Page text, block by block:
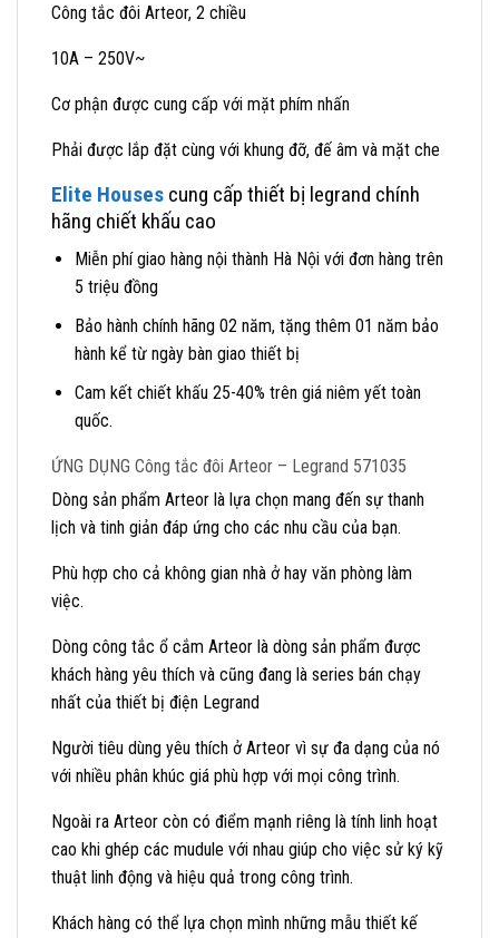
Công tắc đôi Arteor, 2 chiều
10A – 250V~
Cơ phận được cung cấp với mặt phím nhấn
Phải được lắp đặt cùng với khung đỡ, đế âm và mặt che
Elite Houses cung cấp thiết bị legrand chính
hãng chiết khấu cao
Miễn phí giao hàng nội thành Hà Nội với đơn hàng trên
5 triệu đồng
Bảo hành chính hãng 02 năm, tặng thêm 01 năm bảo
hành kể từ ngày bàn giao thiết bị
Cam kết chiết khấu 25-40% trên giá niêm yết toàn
quốc.
ỨNG DỤNG Công tắc đôi Arteor – Legrand 571035
Dòng sản phẩm Arteor là lựa chọn mang đến sự thanh
lịch và tinh giản đáp ứng cho các nhu cầu của bạn.
Phù hợp cho cả không gian nhà ở hay văn phòng làm
việc.
Dòng công tắc ổ cắm Arteor là dòng sản phẩm được
khách hàng yêu thích và cũng đang là series bán chạy
nhất của thiết bị điện Legrand
Người tiêu dùng yêu thích ở Arteor vì sự đa dạng của nó
với nhiều phân khúc giá phù hợp với mọi công trình.
Ngoài ra Arteor còn có điểm mạnh riêng là tính linh hoạt
cao khi ghép các mudule với nhau giúp cho việc sử ký kỹ
thuật linh động và hiệu quả trong công trình.
Khách hàng có thể lựa chọn mình những mẫu thiết kế